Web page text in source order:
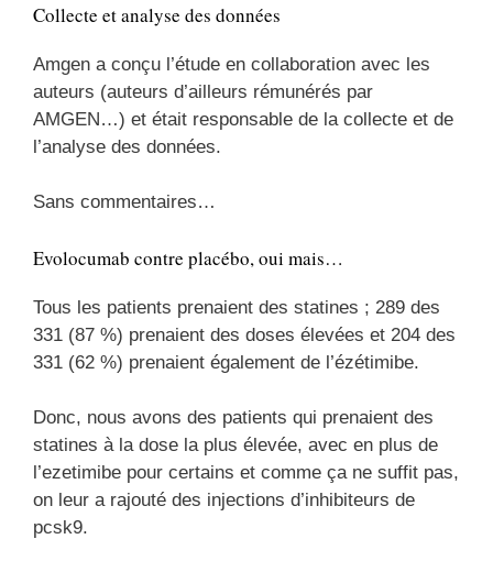
Collecte et analyse des données
Amgen a conçu l’étude en collaboration avec les
auteurs (auteurs d’ailleurs rémunérés par
AMGEN…) et était responsable de la collecte et de
l’analyse des données.
Sans commentaires…
Evolocumab contre placébo, oui mais…
Tous les patients prenaient des statines ; 289 des
331 (87 %) prenaient des doses élevées et 204 des
331 (62 %) prenaient également de l’ézétimibe.
Donc, nous avons des patients qui prenaient des
statines à la dose la plus élevée, avec en plus de
l’ezetimibe pour certains et comme ça ne suffit pas,
on leur a rajouté des injections d’inhibiteurs de
pcsk9.